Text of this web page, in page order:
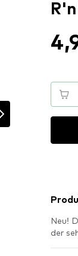
Neu!
der